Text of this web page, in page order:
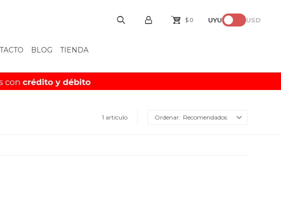
BLOG TIENDA
$ 0 UYU USD
1 artículo Recomendados